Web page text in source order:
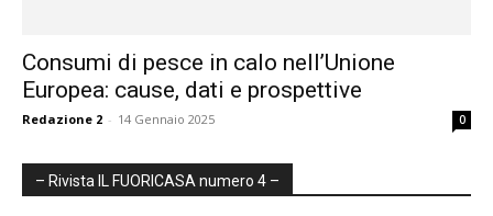
Consumi di pesce in calo nell’Unione
Europea: cause, dati e prospettive
Redazione 2 - 14 Gennaio 2025 0
– Rivista IL FUORICASA numero 4 –